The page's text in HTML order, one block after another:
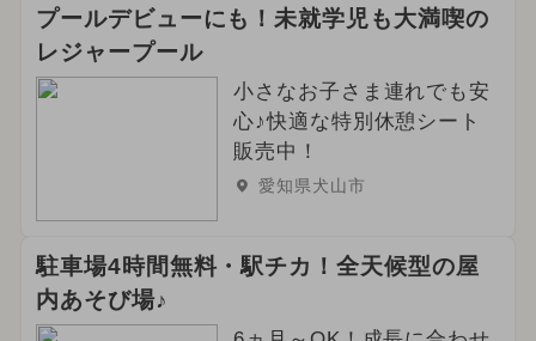
プールデビューにも！未就学児も大満喫の
レジャープール
小さなお子さま連れでも安
心♪快適な特別休憩シート
販売中！
愛知県犬山市
駐車場4時間無料・駅チカ！全天候型の屋
内あそび場♪